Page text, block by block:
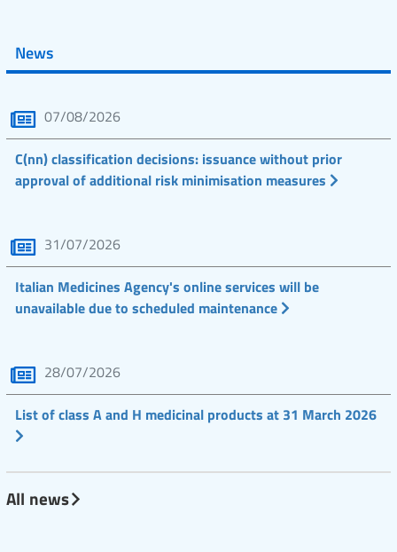
News
07/08/2026
C(nn) classification decisions: issuance without prior
approval of additional risk minimisation measures
31/07/2026
Italian Medicines Agency's online services will be
unavailable due to scheduled maintenance
28/07/2026
List of class A and H medicinal products at 31 March 2026
All news